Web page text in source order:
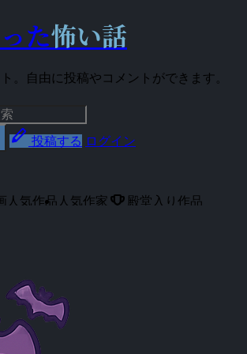
た怖い話
。自由に投稿やコメントができます。
stylus 投稿する ログイン
人気作品 人気作家 emoji_events 殿堂入り作品